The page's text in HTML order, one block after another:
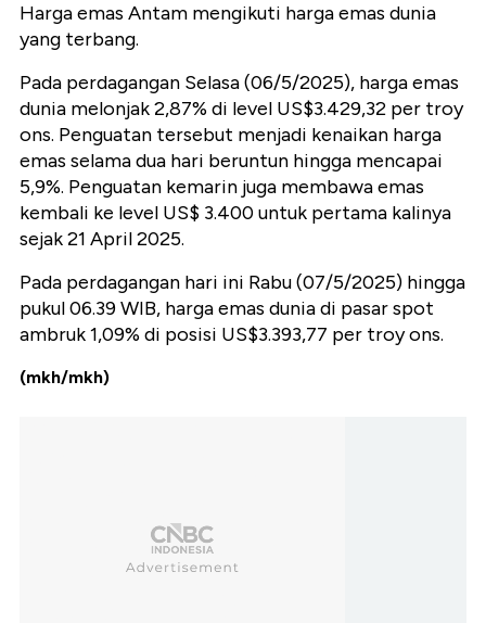
Harga emas Antam mengikuti harga emas dunia
yang terbang.
Pada perdagangan Selasa (06/5/2025), harga emas
dunia melonjak 2,87% di level US$3.429,32 per troy
ons. Penguatan tersebut menjadi kenaikan harga
emas selama dua hari beruntun hingga mencapai
5,9%. Penguatan kemarin juga membawa emas
kembali ke level US$ 3.400 untuk pertama kalinya
sejak 21 April 2025.
Pada perdagangan hari ini Rabu (07/5/2025) hingga
pukul 06.39 WIB, harga emas dunia di pasar spot
ambruk 1,09% di posisi US$3.393,77 per troy ons.
(mkh/mkh)